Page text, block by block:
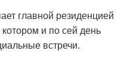
главной резиденцией
и по сей день
встречи.